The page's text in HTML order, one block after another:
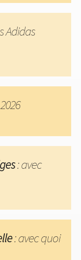
Adidas
: avec
: avec quoi